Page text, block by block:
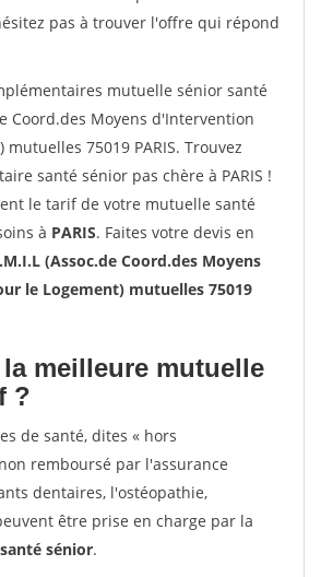
pas à trouver l'offre qui répond
mutuelle sénior santé
Coord.des Moyens d'Intervention
75019 PARIS. Trouvez
santé sénior pas chère à PARIS !
le tarif de votre mutuelle santé
à PARIS. Faites votre devis en
(Assoc.de Coord.des Moyens
le Logement) mutuelles 75019
meilleure mutuelle
?
de santé, dites « hors
remboursé par l'assurance
dentaires, l'ostéopathie,
être prise en charge par la
sénior.